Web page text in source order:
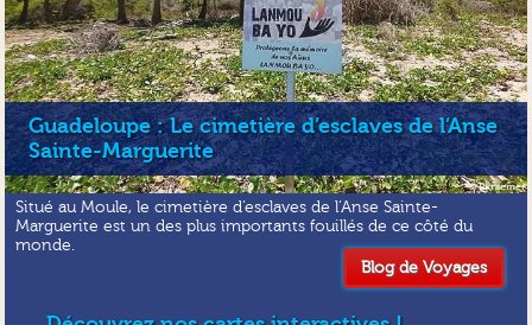
Guadeloupe : Le cimetière d’esclaves de l’Anse
Sainte-Marguerite
Situé au Moule, le cimetière d’esclaves de l’Anse Sainte-
Marguerite est un des plus importants fouillés de ce côté du
monde.
Blog de Voyages